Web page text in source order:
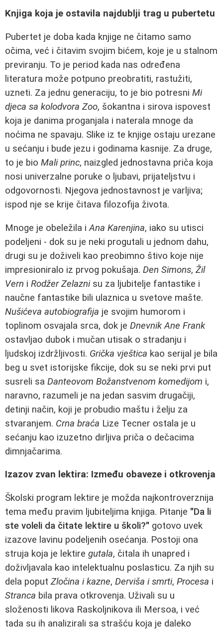
Knjiga koja je ostavila najdublji trag u pubertetu
Pubertet je doba kada knjige ne čitamo samo
očima, već i čitavim svojim bićem, koje je u stalnom
previranju. To je period kada nas određena
literatura može potpuno preobratiti, rastužiti,
uzneti. Za jednu generaciju, to je bio potresni Mi
djeca sa kolodvora Zoo, šokantna i sirova ispovest
koja je danima proganjala i naterala mnoge da
noćima ne spavaju. Slike iz te knjige ostaju urezane
u sećanju i bude jezu i godinama kasnije. Za druge,
to je bio Mali princ, naizgled jednostavna priča koja
nosi univerzalne poruke o ljubavi, prijateljstvu i
odgovornosti. Njegova jednostavnost je varljiva;
ispod nje se krije čitava filozofija života.
Mnoge je obeležila iAna Karenjina, iako su utisci
podeljeni - dok su je neki progutali u jednom dahu,
drugi su je doživeli kao preobimno štivo koje nije
impresioniralo iz prvog pokušaja. Den Simons, Žil
Vern i Rodžer Zelaznisu za ljubitelje fantastike i
naučne fantastike bili ulaznica u svetove mašte.
Nušićeva autobiografija je svojim humorom i
toplinom osvajala srca, dok je Dnevnik Ane Frank
ostavljao dubok i mučan utisak o stradanju i
ljudskoj izdržljivosti. Grička vještica kao serijal je bila
beg u svet istorijske fikcije, dok su se neki prvi put
susreli sa Danteovom Božanstvenom komedijom i,
naravno, razumeli je na jedan sasvim drugačiji,
detinji način, koji je probudio maštu i želju za
stvaranjem. Crna braća Lize Tecner ostala je u
sećanju kao izuzetno dirljiva priča o dečacima
dimnjačarima.
Izazov zvan lektira: Između obaveze i otkrovenja
Školski program lektire je možda najkontroverznija
tema među pravim ljubiteljima knjiga. Pitanje "Da li
ste voleli da čitate lektire u školi?" gotovo uvek
izazove lavinu podeljenih osećanja. Postoji ona
struja koja je lektire gutala, čitala ih unapred i
doživljavala kao intelektualnu poslasticu. Za njih su
dela poput Zločina i kazne, Derviša i smrti, Procesa i
Stranca bila prava otkrovenja. Uživali su u
složenosti likova Raskoljnikova ili Mersoa, i već
tada su ih analizirali sa strašću koja je daleko